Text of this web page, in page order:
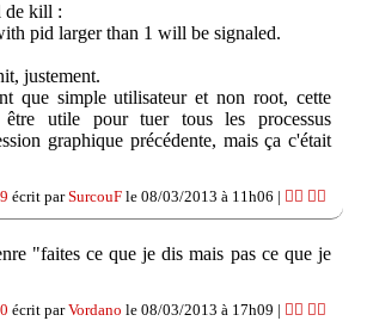
de kill :
pid larger than 1 will be signaled.
justement.
que simple utilisateur et non root, cette
être utile pour tuer tous les processus
graphique précédente, mais ça c'était
écrit parSurcouF le 08/03/2013 à 11h06 | 👍🏽 👎🏽
"faites ce que je dis mais pas ce que je
écrit parVordano le 08/03/2013 à 17h09 | 👍🏽 👎🏽